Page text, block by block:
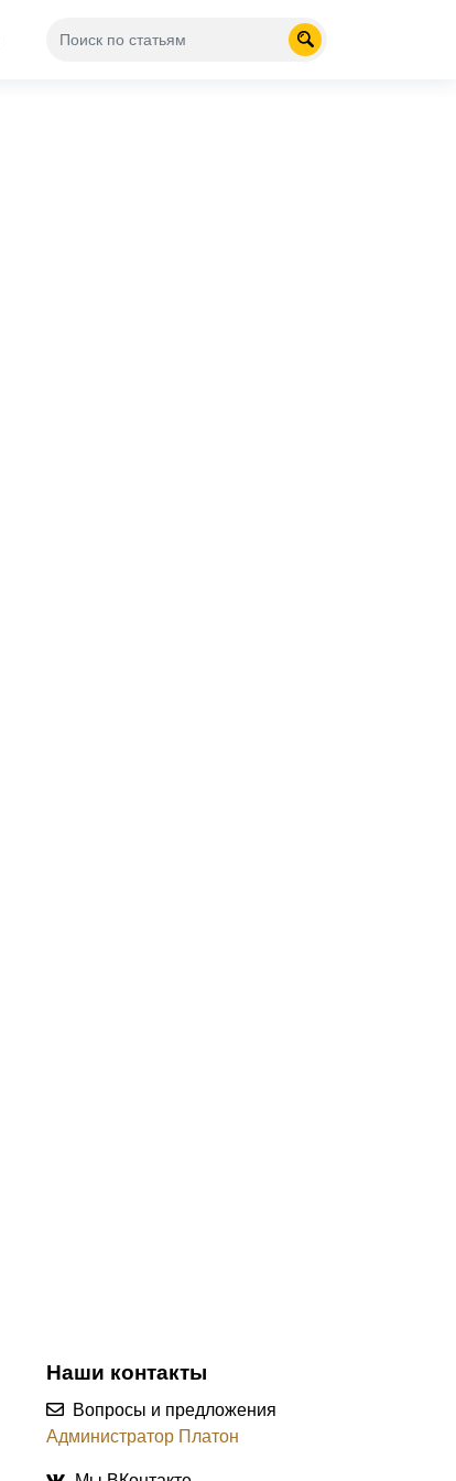
Наши контакты
Вопросы и предложения
Администратор Платон